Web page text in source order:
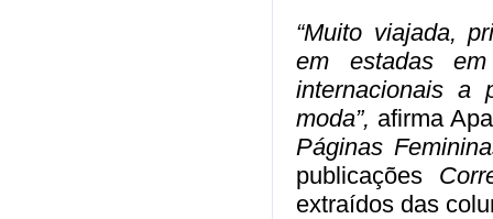
“Muito viajada,
em estadas
internacionais a
moda”, afirma
Páginas
publicações
extraídos das